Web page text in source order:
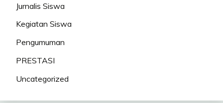
Jurnalis Siswa
Kegiatan Siswa
Pengumuman
PRESTASI
Uncategorized